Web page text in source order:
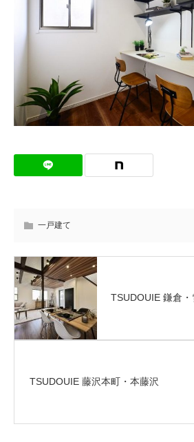
一戸建て
TSUDOUIE 鎌倉
TSUDOUIE 藤沢本町・本藤沢